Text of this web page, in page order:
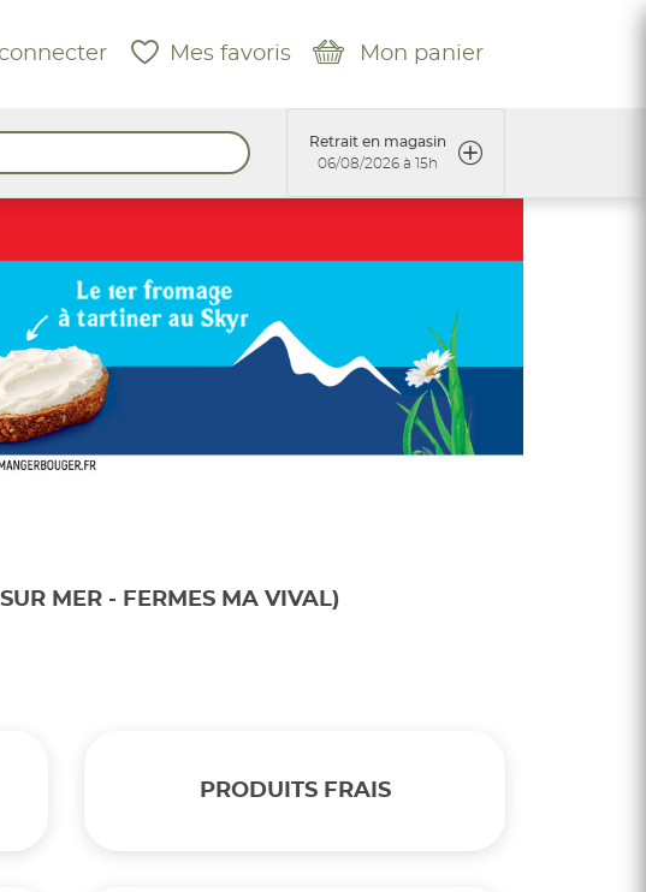
Mes favoris Mon panier
Retrait en magasin
06/08/2026 à 15h
MER - FERMES MA VIVAL)
PRODUITS FRAIS